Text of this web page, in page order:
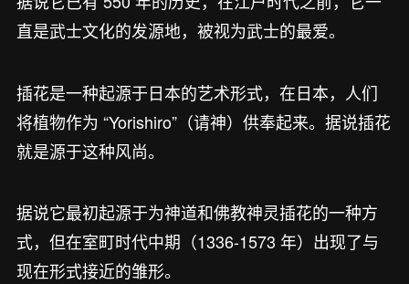
直是武士文化的发源地，被视为武士的最爱。
插花是一种起源于日本的艺术形式，在日本，人们
将植物作为 “Yorishiro”（请神）供奉起来。据说插花
就是源于这种风尚。
据说它最初起源于为神道和佛教神灵插花的一种方
式，但在室町时代中期（1336-1573 年）出现了与
现在形式接近的雏形。